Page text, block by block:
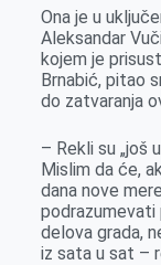
Ona je u
Aleksandar
kojem je
Brnabić, pitao
do zatvaranja
– Rekli su „još
Mislim da će,
dana nove
podrazumevati
delova grada,
iz sata u sat –